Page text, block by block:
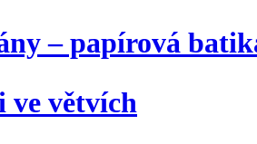
– papírová
ve větvích